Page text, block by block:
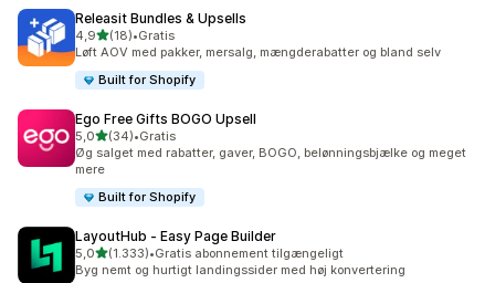
Releasit Bundles & Upsells
4,9ud af 5 stjerner
(18)
18 anmeldelser i alt
•Gratis
Løft AOV med pakker, mersalg, mængderabatter og bland selv
Built for Shopify
Ego Free Gifts BOGO Upsell
5,0ud af 5 stjerner
(34)
34 anmeldelser i alt
•Gratis
Øg salget med rabatter, gaver, BOGO, belønningsbjælke og meget
mere
Built for Shopify
LayoutHub ‑ Easy Page Builder
5,0ud af 5 stjerner
(1.333)
1333 anmeldelser i alt
•Gratis abonnement tilgængeligt
Byg nemt og hurtigt landingssider med høj konvertering